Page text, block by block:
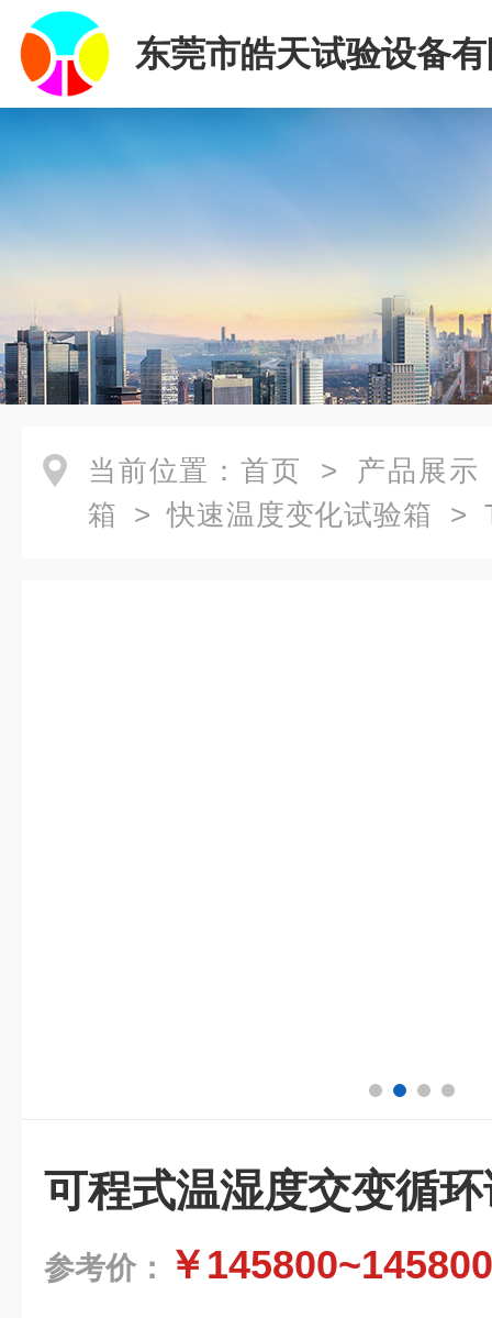
东莞市皓天试验设备
当前位置： 首页 > 产品展示
箱 >快速温度变化试验箱 >
可程式温湿度交变循
参考价： ￥145800~145800